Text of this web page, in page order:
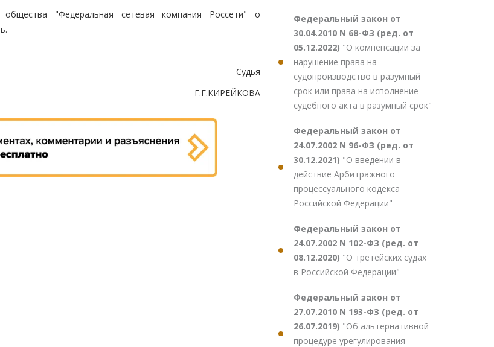
общества "Федеральная сетевая компания Россети" о
Судья
Г.Г.КИРЕЙКОВА
Федеральный закон от
30.04.2010 N 68-ФЗ (ред. от
05.12.2022) "О компенсации за
нарушение права на
судопроизводство в разумный
срок или права на исполнение
судебного акта в разумный срок"
Федеральный закон от
24.07.2002 N 96-ФЗ (ред. от
30.12.2021) "О введении в
действие Арбитражного
процессуального кодекса
Российской Федерации"
Федеральный закон от
24.07.2002 N 102-ФЗ (ред. от
08.12.2020) "О третейских судах
в Российской Федерации"
Федеральный закон от
27.07.2010 N 193-ФЗ (ред. от
26.07.2019) "Об альтернативной
процедуре урегулирования